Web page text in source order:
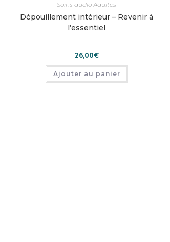
Soins audio Adultes
Dépouillement intérieur – Revenir à
l’essentiel
26,00€
Ajouter au panier